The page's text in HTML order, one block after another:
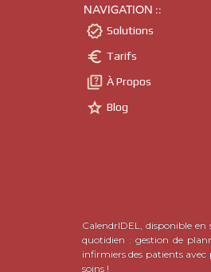
NAVIGATION ::
 Solutions
 Tarifs
 À Propos
 Blog
CalendrIDEL, disponible
quotidien : gestion de
infirmiers des patients
soins !